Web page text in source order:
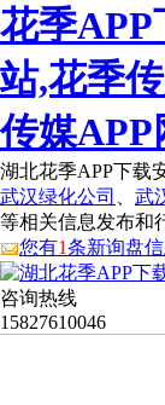
花季APP
站,花季
传媒
湖北花季APP下载
武汉绿化公司
武
等相关信息发布和行
您有1条新询盘信
咨询热线
15827610046